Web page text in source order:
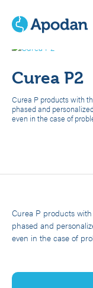
Home > Products
Curea P2
Curea P2
Curea P products with
phased and
even in the case of
Curea P products
phased and
even in the case of